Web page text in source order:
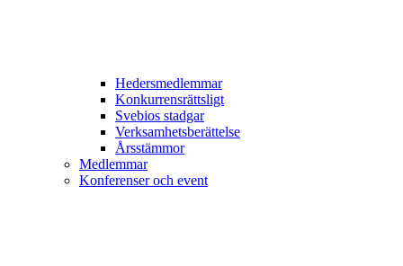
Hedersmedlemmar
Konkurrensrättsligt
Svebios stadgar
Verksamhetsberättelse
Årsstämmor
Medlemmar
Konferenser och event